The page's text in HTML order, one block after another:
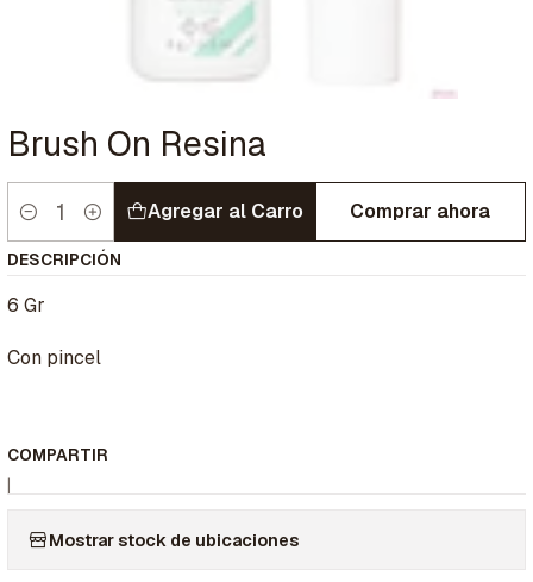
Brush On Resina
Cantidad
Agregar al Carro Comprar ahora
DESCRIPCIÓN
6 Gr
Con pincel
COMPARTIR
|
Mostrar stock de ubicaciones